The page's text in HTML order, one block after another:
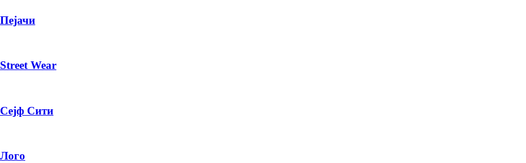
Пејачи
Street Wear
Сејф Сити
Лого